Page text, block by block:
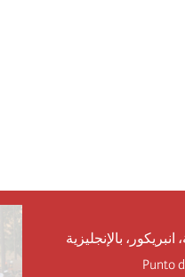
بالإنجليزية
Punto